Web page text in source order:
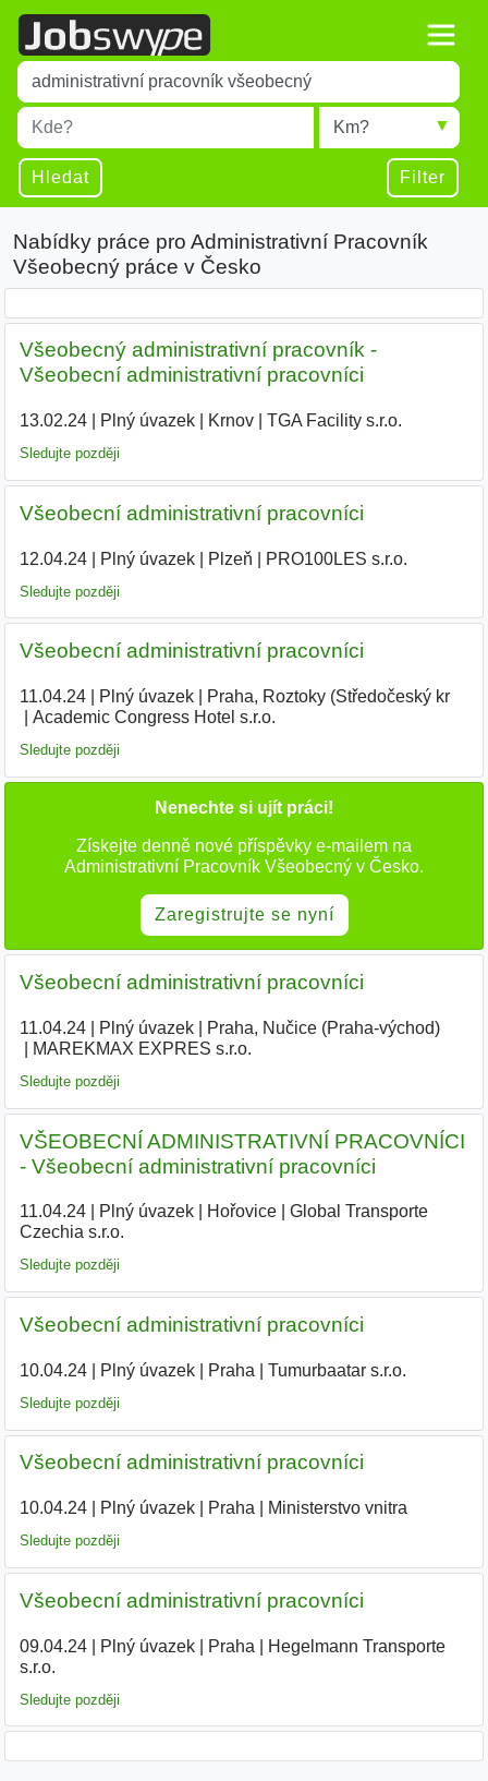
Title
Type 1 or more characters for results.
Místo
Type 1 or more characters for results.
Radius
Hledat Filter
Nabídky práce pro Administrativní Pracovník
Všeobecný práce v Česko
Všeobecný administrativní pracovník -
Všeobecní administrativní pracovníci
13.02.24| Plný úvazek| Krnov| TGA Facility s.r.o.
Sledujte později
Všeobecní administrativní pracovníci
12.04.24| Plný úvazek| Plzeň PRO100LES s.r.o.
Sledujte později
Všeobecní administrativní pracovníci
11.04.24| Plný úvazek| Praha, Roztoky (Středočeský kr|
Academic Congress Hotel s.r.o.
Sledujte později
Nenechte si ujít práci!
Získejte denně nové příspěvky e-mailem na
Administrativní Pracovník Všeobecný v Česko.
Zaregistrujte se nyní
Všeobecní administrativní pracovníci
11.04.24| Plný úvazek| Praha, Nučice (Praha-východ)|
MAREKMAX EXPRES s.r.o.
Sledujte později
VŠEOBECNÍ ADMINISTRATIVNÍ PRACOVNÍCI
- Všeobecní administrativní pracovníci
11.04.24| Plný úvazek| Hořovice|
Global Transporte
Czechia s.r.o.
Sledujte později
Všeobecní administrativní pracovníci
10.04.24| Plný úvazek| Praha Tumurbaatar s.r.o.
Sledujte později
Všeobecní administrativní pracovníci
10.04.24| Plný úvazek| Praha Ministerstvo vnitra
Sledujte později
Všeobecní administrativní pracovníci
09.04.24| Plný úvazek| Praha
Hegelmann Transporte
s.r.o.
Sledujte později